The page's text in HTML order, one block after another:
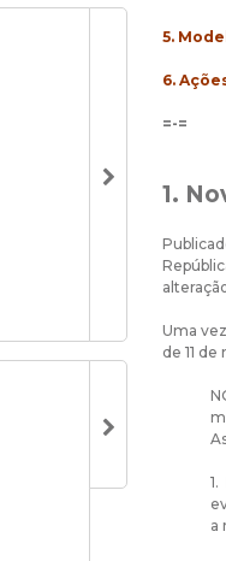
5.
6.
=-=
1.
Uma
de 11
a